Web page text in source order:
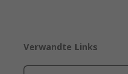
Verwandte Links